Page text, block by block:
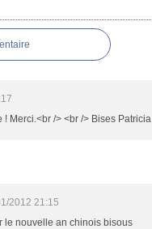
Merci.<br /> <br /> Bises Patricia
2012 21:15
le nouvelle an chinois bisous